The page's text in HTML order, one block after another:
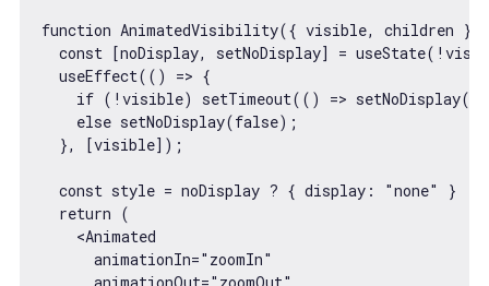
function AnimatedVisibility({ visible, children })
const [noDisplay, setNoDisplay] =
  useEffect(() => {
if (!visible) setTimeout(() =>
    else setNoDisplay(false);
  }, [visible]);
const style = noDisplay ? { display: "none" } :
  return (
    <Animated
      animationIn="zoomIn"